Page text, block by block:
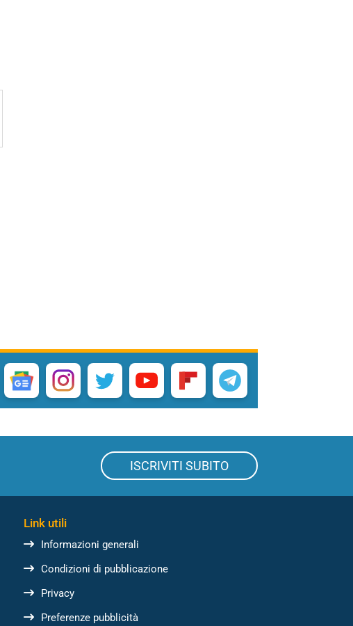
ISCRIVITI SUBITO
Link utili
Informazioni generali
Condizioni di pubblicazione
Privacy
Preferenze pubblicità